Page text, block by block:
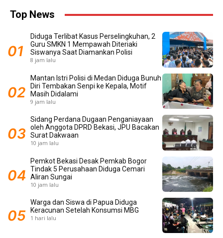
Top News
Diduga Terlibat Kasus Perselingkuhan, 2
Guru SMKN 1 Mempawah Diteriaki
Siswanya Saat Diamankan Polisi
8 jam lalu
Mantan Istri Polisi di Medan Diduga Bunuh
Diri Tembakan Senpi ke Kepala, Motif
Masih Didalami
9 jam lalu
Sidang Perdana Dugaan Penganiayaan
oleh Anggota DPRD Bekasi, JPU Bacakan
Surat Dakwaan
10 jam lalu
Pemkot Bekasi Desak Pemkab Bogor
Tindak 5 Perusahaan Diduga Cemari
Aliran Sungai
10 jam lalu
Warga dan Siswa di Papua Diduga
Keracunan Setelah Konsumsi MBG
1 hari lalu